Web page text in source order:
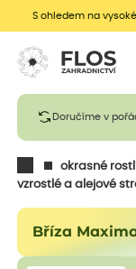
S ohledem na
Doručíme v
okrasné
vzrostlé a alejové
Bříza